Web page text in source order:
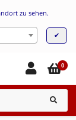
zu sehen.
✔
0